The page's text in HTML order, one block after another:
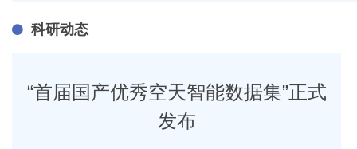
科研动态
“首届国产优秀空天智能数据集”正式
发布